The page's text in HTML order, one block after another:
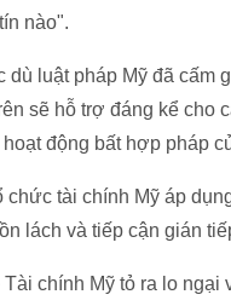
nào".
dù luật pháp Mỹ đã
sẽ hỗ trợ đáng kể cho
động bất hợp pháp
chức tài chính Mỹ áp
lách và tiếp cận gián
chính Mỹ tỏ ra lo